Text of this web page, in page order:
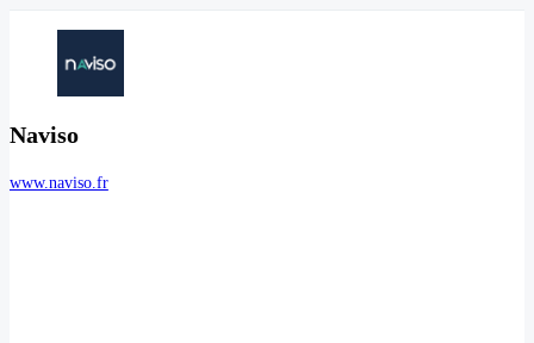
Naviso
www.naviso.fr